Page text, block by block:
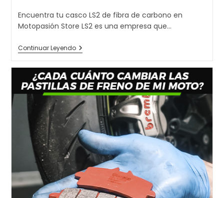
la
entrada:
Encuentra tu casco LS2 de fibra de carbono en
Motopasión Store LS2 es una empresa que…
Continuar LeyendoLS2:
Los
Cascos
De
Fibra
De
Carbono